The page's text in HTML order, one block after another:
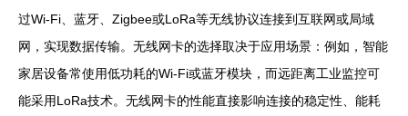
过Wi-Fi、蓝牙、Zigbee或LoRa等无线协议连接到互联网或局域
网，实现数据传输。无线网卡的选择取决于应用场景：例如，智能
家居设备常使用低功耗的Wi-Fi或蓝牙模块，而远距离工业监控可
能采用LoRa技术。无线网卡的性能直接影响连接的稳定性、能耗